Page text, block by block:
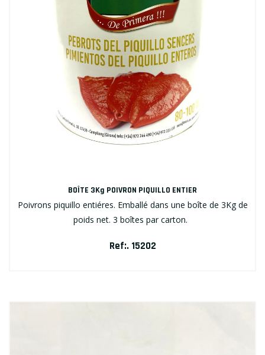
BOÎTE 3Kg POIVRON PIQUILLO ENTIER
Poivrons piquillo entiéres. Emballé dans une boîte de 3Kg de
poids net. 3 boîtes par carton.
Ref:. 15202